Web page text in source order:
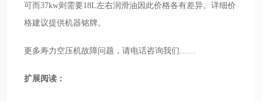
可而37kw则需要18L左右润滑油因此价格各有差异。详细价
格建议提供机器铭牌。
更多寿力空压机故障问题，请电话咨询我们……
扩展阅读：